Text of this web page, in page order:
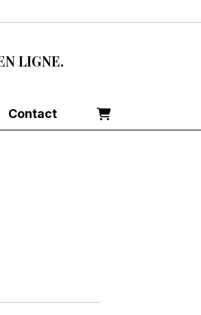
LIGNE.
Contact